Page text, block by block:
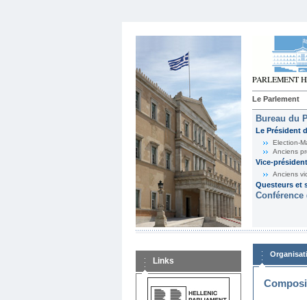
Le Parlement
Bureau du
Le Président
Election-
Anciens
Vice-
Anciens
Questeurs et
Links